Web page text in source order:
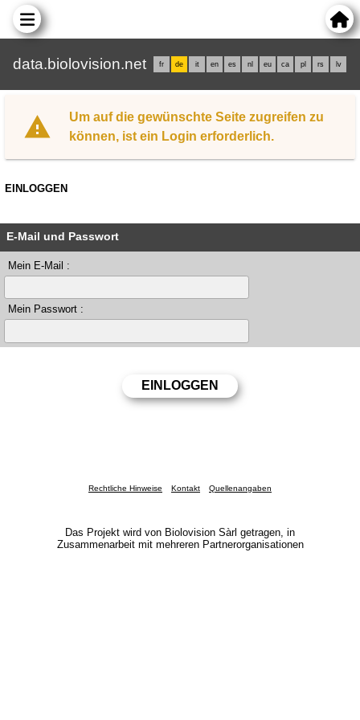
data.biolovision.net fr de it en es nl eu ca pl rs lv
Um auf die gewünschte Seite zugreifen zu
können, ist ein Login erforderlich.
EINLOGGEN
E-Mail und Passwort
Mein E-Mail :
Mein Passwort :
Rechtliche Hinweise Kontakt Quellenangaben
Das Projekt wird von Biolovision Sàrl getragen, in
Zusammenarbeit mit mehreren Partnerorganisationen